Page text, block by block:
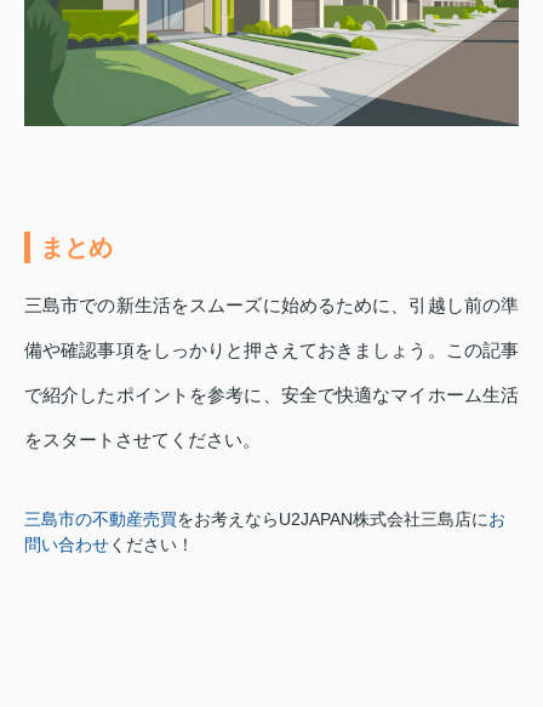
まとめ
三島市での新生活をスムーズに始めるために、引越し前の準
備や確認事項をしっかりと押さえておきましょう。この記事
で紹介したポイントを参考に、安全で快適なマイホーム生活
をスタートさせてください。
三島市の不動産売買をお考えならU2JAPAN株式会社三島店にお
問い合わせください！